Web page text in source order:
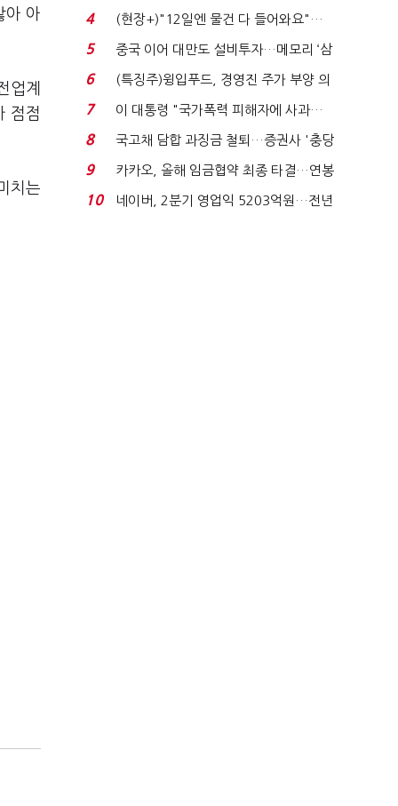
아 아
업계
점점
치는
요"…'덜 똘똘한 한 채' 20...
4
(현장+)"12일엔 물건 다 들어와요"…
빈 매대 채우며 문 연 ...
5
중국 이어 대만도 설비투자…메모리 ‘삼
국전쟁’
6
(특징주)윙입푸드, 경영진 주가 부양 의
지에 상한가...
7
이 대통령 "국가폭력 피해자에 사과…
적극적 조사로 진...
8
국고채 담합 과징금 철퇴…증권사 '충당
금 폭탄' 우려...
9
카카오, 올해 임금협약 최종 타결…연봉
6.3% 인상·격려...
10
네이버, 2분기 영업익 5203억원…전년